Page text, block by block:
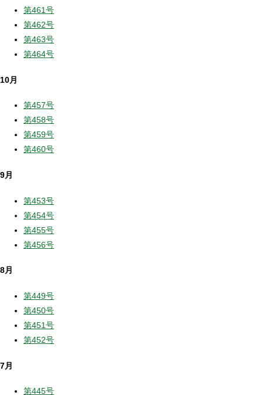
第461号
第462号
第463号
第464号
10月
第457号
第458号
第459号
第460号
9月
第453号
第454号
第455号
第456号
8月
第449号
第450号
第451号
第452号
7月
第445号